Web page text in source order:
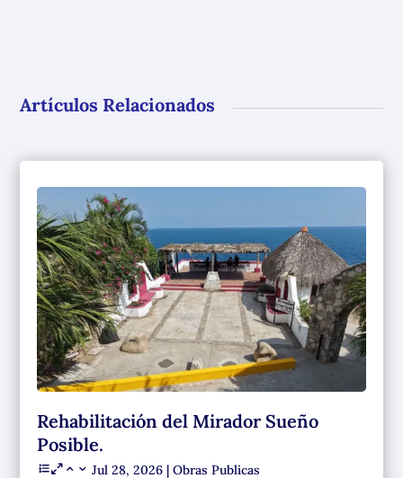
Artículos Relacionados
Rehabilitación del Mirador Sueño
Posible.
Jul 28, 2026 |Obras Publicas